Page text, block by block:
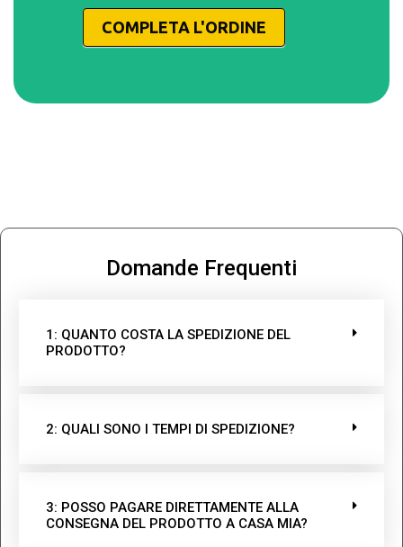
COMPLETA L'ORDINE
Domande Frequenti
1: QUANTO COSTA LA SPEDIZIONE DEL
PRODOTTO?
2: QUALI SONO I TEMPI DI SPEDIZIONE?
3: POSSO PAGARE DIRETTAMENTE ALLA
CONSEGNA DEL PRODOTTO A CASA MIA?